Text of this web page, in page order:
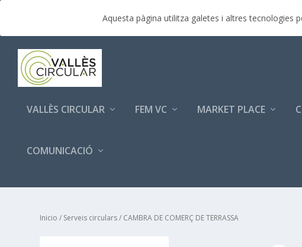
TENDENCIAS: Èxit de participació empresarial a la primera
VALLÈS CIRCULAR FEM VC MARKET PLACE
COMUNICACIÓ
Inicio / Serveis circulars/ CAMBRA DE COMERÇ DE TERRASSA
Aquesta pàgina utilitza galetes i altres tecnologies